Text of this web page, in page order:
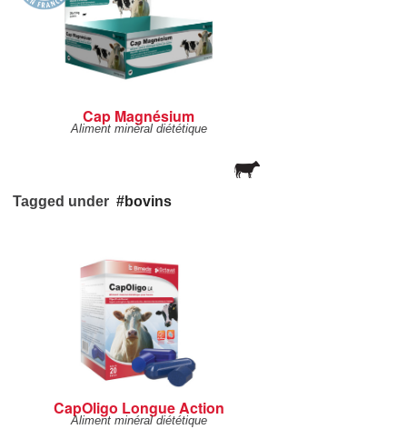
Cap Magnésium
Aliment minéral diététique
Tagged under bovins
CapOligo Longue Action
Aliment minéral diététique